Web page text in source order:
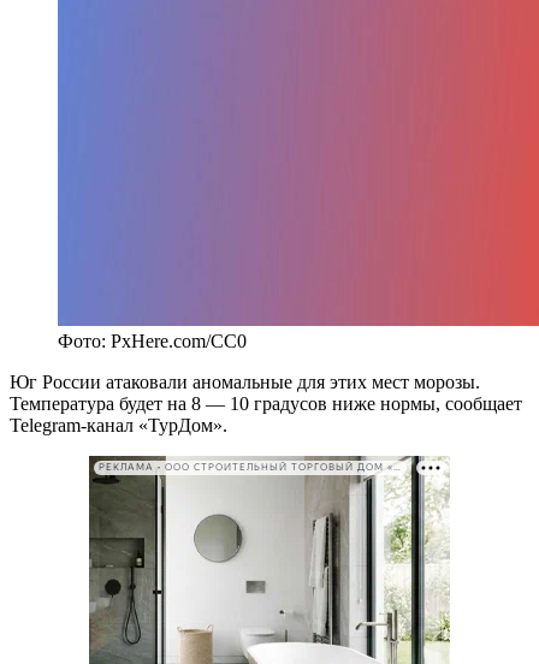
Фото: PxHere.com/CC0
Юг России атаковали аномальные для этих мест морозы.
Температура будет на 8 — 10 градусов ниже нормы, сообщает
Telegram-канал «‎ТурДом»‎.
РЕКЛАМА • ООО СТРОИТЕЛЬНЫЙ ТОРГОВЫЙ ДОМ «ПЕТРОВИЧ». ИНН: 7802348846